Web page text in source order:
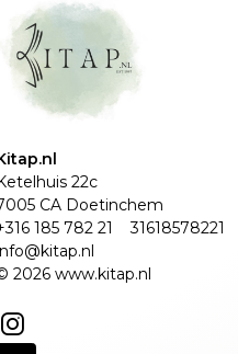
22c
CA Doetinchem
185 782 21
31618578221
2026 www.kitap.nl